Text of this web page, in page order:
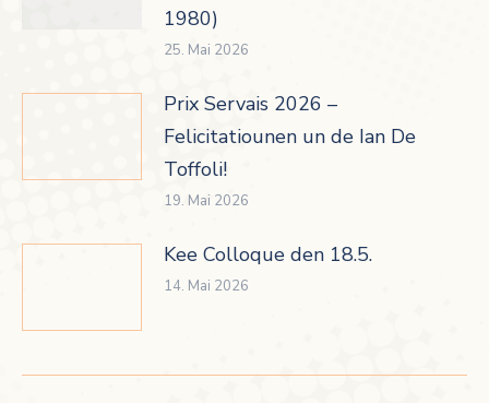
1980)
25. Mai 2026
Prix Servais 2026 –
Felicitatiounen un de Ian De
Toffoli!
19. Mai 2026
Kee Colloque den 18.5.
14. Mai 2026